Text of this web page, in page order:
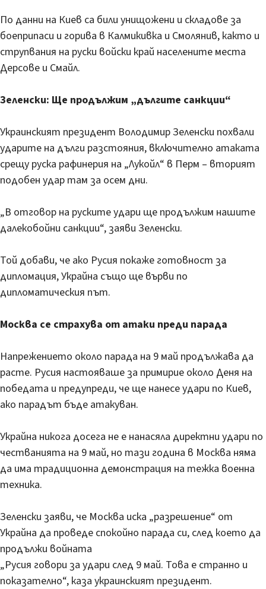
По данни на Киев са били унищожени и складове за
боеприпаси и горива в Калмикивка и Смолянив, както и
струпвания на руски войски край населените места
Дерсове и Смайл.
Зеленски: Ще продължим „дългите санкции“
Украинският президент Володимир Зеленски похвали
ударите на дълги разстояния, включително атаката
срещу руска рафинерия на „Лукойл“ в Перм – вторият
подобен удар там за осем дни.
„В отговор на руските удари ще продължим нашите
далекобойни санкции“, заяви Зеленски.
Той добави, че ако Русия покаже готовност за
дипломация, Украйна също ще върви по
дипломатическия път.
Москва се страхува от атаки преди парада
Напрежението около парада на 9 май продължава да
расте. Русия настояваше за примирие около Деня на
победата и предупреди, че ще нанесе удари по Киев,
ако парадът бъде атакуван.
Украйна никога досега не е нанасяла директни удари по
честванията на 9 май, но тази година в Москва няма
да има традиционна демонстрация на тежка военна
техника.
Зеленски заяви, че Москва иска „разрешение“ от
Украйна да проведе спокойно парада си, след което да
продължи войната
„Русия говори за удари след 9 май. Това е странно и
показателно“, каза украинският президент.